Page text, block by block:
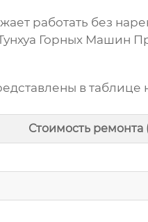
работать без
Горных Машин
в
Стоимость ремонта